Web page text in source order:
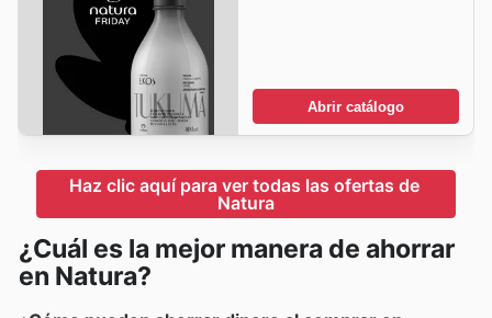
Abrir catálogo
Haz clic aquí para ver todas las ofertas de
Natura
¿Cuál es la mejor manera de ahorrar
en Natura?